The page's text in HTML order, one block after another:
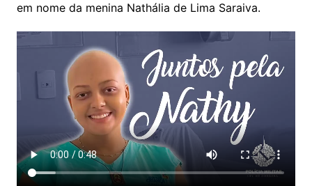
em nome da menina Nathália de Lima Saraiva.